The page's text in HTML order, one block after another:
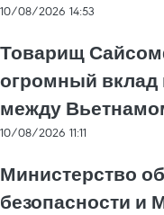
10/08/2026 14:53
Товарищ
огромный
между
10/08/2026 11:11
Министерство
безопасности и